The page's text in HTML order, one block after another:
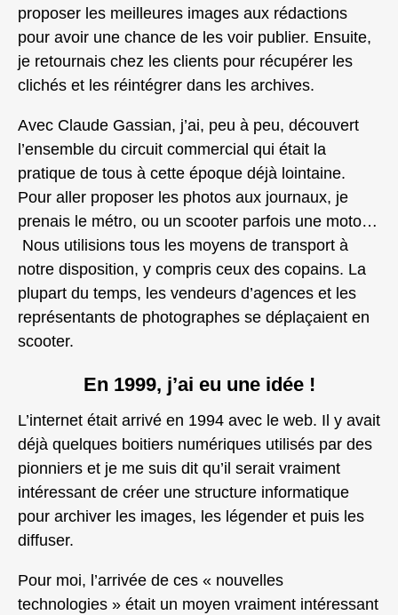
proposer les meilleures images aux rédactions
pour avoir une chance de les voir publier. Ensuite,
je retournais chez les clients pour récupérer les
clichés et les réintégrer dans les archives.
Avec Claude Gassian, j’ai, peu à peu, découvert
l’ensemble du circuit commercial qui était la
pratique de tous à cette époque déjà lointaine.
Pour aller proposer les photos aux journaux, je
prenais le métro, ou un scooter parfois une moto…
Nous utilisions tous les moyens de transport à
notre disposition, y compris ceux des copains. La
plupart du temps, les vendeurs d’agences et les
représentants de photographes se déplaçaient en
scooter.
En 1999, j’ai eu une idée !
L’internet était arrivé en 1994 avec le web. Il y avait
déjà quelques boitiers numériques utilisés par des
pionniers et je me suis dit qu’il serait vraiment
intéressant de créer une structure informatique
pour archiver les images, les légender et puis les
diffuser.
Pour moi, l’arrivée de ces « nouvelles
technologies » était un moyen vraiment intéressant